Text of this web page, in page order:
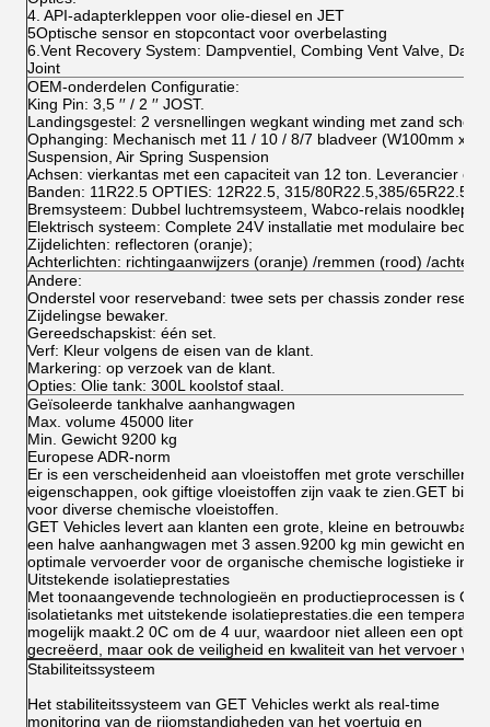
4. API-adapterkleppen voor olie-diesel en JET
5Optische sensor en stopcontact voor overbelasting
6.Vent Recovery System: Dampventiel, Combing Vent Valve,
Joint
OEM-onderdelen Configuratie:
King Pin: 3,5 ′′ / 2 ′′ JOST.
Landingsgestel: 2 versnellingen wegkant winding met zand
Ophanging: Mechanisch met 11 / 10 / 8/7 bladveer (W100mm x
Suspension, Air Spring Suspension
Achsen: vierkantas met een capaciteit van 12 ton. Leverancier en
Banden: 11R22.5 OPTIES: 12R22.5, 315/80R22.5,385/65R22.5,
Bremsysteem: Dubbel luchtremsysteem, Wabco-relais noodklep,
Elektrisch systeem: Complete 24V installatie met modulaire
Zijdelichten: reflectoren (oranje);
Achterlichten: richtingaanwijzers (oranje) /remmen (rood) /
Andere:
Onderstel voor reserveband: twee sets per chassis zonder
Zijdelingse bewaker.
Gereedschapskist: één set.
Verf: Kleur volgens de eisen van de klant.
Markering: op verzoek van de klant.
Opties: Olie tank: 300L koolstof staal.
Geïsoleerde tankhalve aanhangwagen
Max. volume 45000 liter
Min. Gewicht 9200 kg
Europese ADR-norm
Er is een verscheidenheid aan vloeistoffen met grote verschillen
eigenschappen, ook giftige vloeistoffen zijn vaak te zien.GET
voor diverse chemische vloeistoffen.
GET Vehicles levert aan klanten een grote, kleine en
een halve aanhangwagen met 3 assen.9200 kg min gewicht en
optimale vervoerder voor de organische chemische logistieke
Uitstekende isolatieprestaties
Met toonaangevende technologieën en productieprocessen is
isolatietanks met uitstekende isolatieprestaties.die een
mogelijk maakt.2 0C om de 4 uur, waardoor niet alleen een
gecreëerd, maar ook de veiligheid en kwaliteit van het vervoer
Stabiliteitssysteem
Het stabiliteitssysteem van GET Vehicles werkt als real-time
monitoring van de rijomstandigheden van het voertuig en